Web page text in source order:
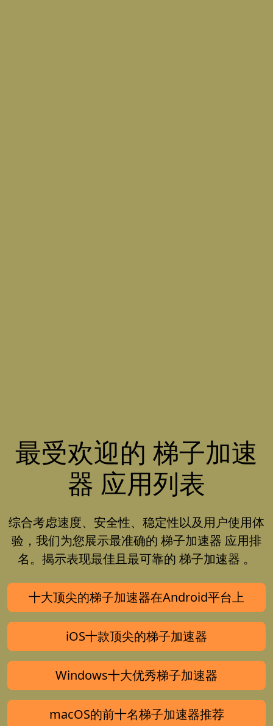
最受欢迎的 梯子加速
器 应用列表
综合考虑速度、安全性、稳定性以及用户使用体
验，我们为您展示最准确的 梯子加速器 应用排
名。揭示表现最佳且最可靠的 梯子加速器 。
十大顶尖的梯子加速器在Android平台上
iOS十款顶尖的梯子加速器
Windows十大优秀梯子加速器
macOS的前十名梯子加速器推荐